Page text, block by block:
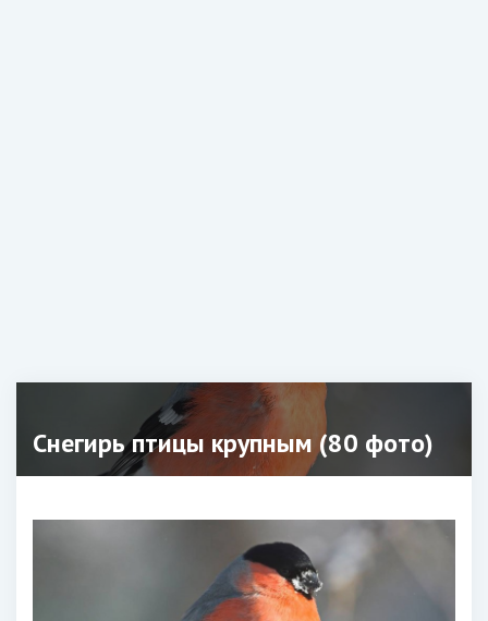
Снегирь птицы крупным (80 фото)